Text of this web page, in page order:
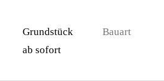
Grundstück
ab sofort
Bauart